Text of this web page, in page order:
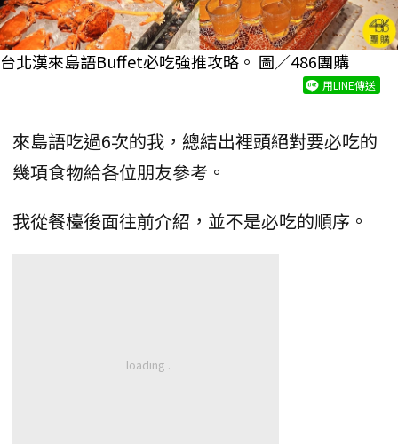
台北漢來島語Buffet必吃強推攻略。 圖／486團購
用LINE傳送
來島語吃過6次的我，總結出裡頭絕對要必吃的
幾項食物給各位朋友參考。
我從餐檯後面往前介紹，並不是必吃的順序。